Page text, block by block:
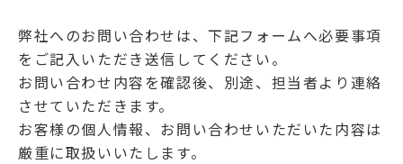
弊社へのお問い合わせは、下記フォームへ必要事項
をご記入いただき送信してください。
お問い合わせ内容を確認後、別途、担当者より連絡
させていただきます。
お客様の個人情報、お問い合わせいただいた内容は
厳重に取扱いいたします。